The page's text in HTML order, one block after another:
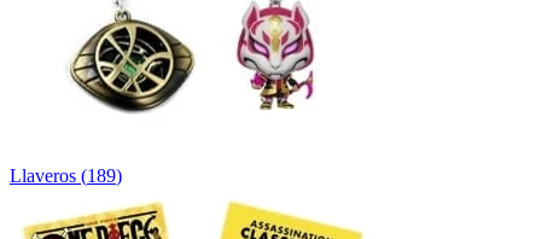
Llaveros (189)